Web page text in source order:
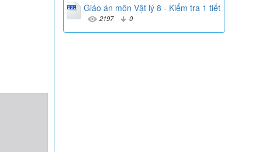
Giáo án môn Vật lý 8 - Kiểm tra 1 tiết
2197 0